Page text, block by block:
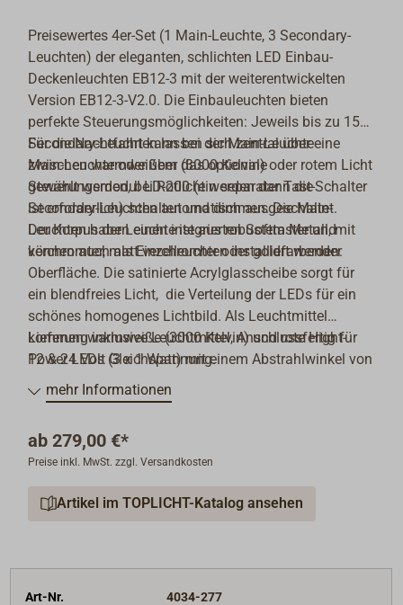
Preisewertes 4er-Set (1 Main-Leuchte, 3 Secondary-
Leuchten) der eleganten, schlichten LED Einbau-
Deckenleuchten EB12-3 mit der weiterentwickelten
Version EB12-3-V2.0. Die Einbauleuchten bieten
perfekte Steuerungsmöglichkeiten: Jeweils bis zu 15
Secondary-Leuchten lassen sich zentral über eine
Main-Leuchte oder über das optionale
Steuerungsmodul LD-200 (ein separater Tast-Schalter
ist erforderlich) schalten und dimmen. Die Main-
Leuchten haben einen integrierten Softtaster und
können auch als Einzelleuchten installiert werden.
Für die Nachtfahrt kann bei der Main-Leuchte
zwischen warmweißem (3000 Kelvin) oder rotem Licht
gewählt werden, bei Rotlicht werden dann die
Secondary-Leuchten automatisch ausgeschaltet.
Der Korpus der Leuchte ist aus robustem Metall, mit
verchromter, matt verchromter oder goldfarbender
Oberfläche. Die satinierte Acrylglasscheibe sorgt für
ein blendfreies Licht, die Verteilung der LEDs für ein
schönes homogenes Lichtbild. Als Leuchtmittel
kommen warmweiße (3000 Kelvin) und rote Hight-
Power LEDs (3 x 1 Watt) mit einem Abstrahlwinkel von
90° zum Einsatz.
Lieferung inklusive Leuchtmittel, Anschlussfertig für
12 & 24 Volt Gleichspannung.
mehr Informationen
ab 279,00 €*
Preise inkl. MwSt. zzgl. Versandkosten
Artikel im TOPLICHT-Katalog ansehen
Art-Nr.
4034-277